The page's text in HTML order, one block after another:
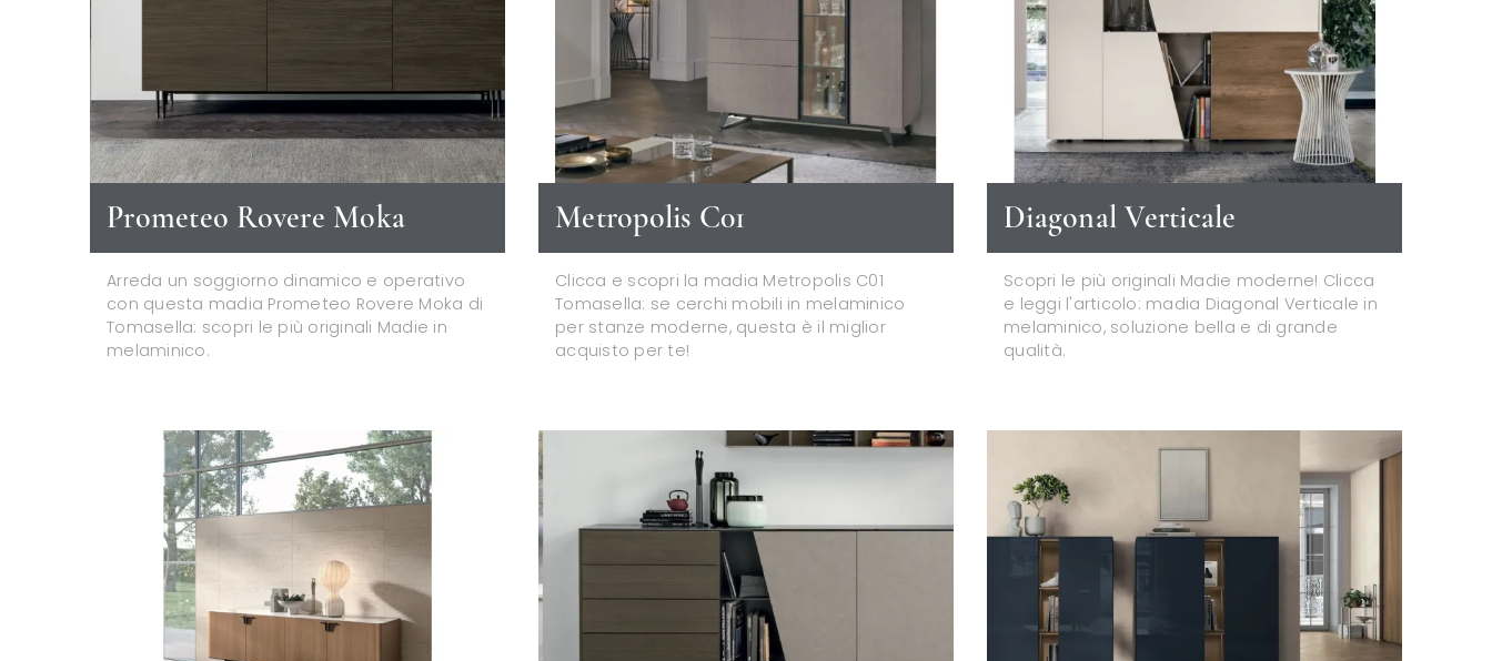
Prometeo Rovere Moka
Arreda un soggiorno dinamico e operativo
con questa madia Prometeo Rovere Moka di
Tomasella: scopri le più originali Madie in
melaminico.
Metropolis C01
Clicca e scopri la madia Metropolis C01
Tomasella: se cerchi mobili in melaminico
per stanze moderne, questa è il miglior
acquisto per te!
Diagonal Verticale
Scopri le più originali Madie moderne! Clicca
e leggi l'articolo: madia Diagonal Verticale in
melaminico, soluzione bella e di grande
qualità.